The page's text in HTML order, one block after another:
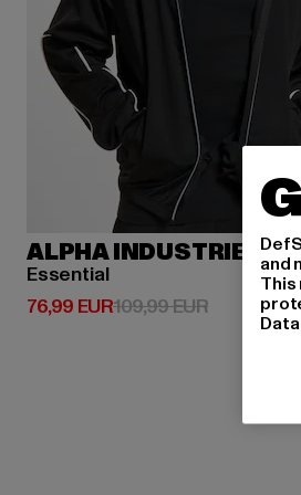
ALPHA INDUSTRIES
Essential
76,99 EUR
Derzeitiger Preis: 76,99 EUR
109,99 EUR
and
This